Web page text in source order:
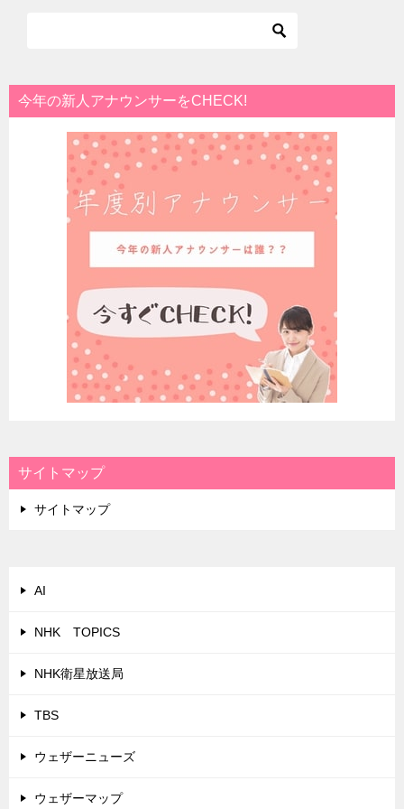
今年の新人アナウンサーをCHECK!
サイトマップ
サイトマップ
AI
NHK TOPICS
NHK衛星放送局
TBS
ウェザーニューズ
ウェザーマップ